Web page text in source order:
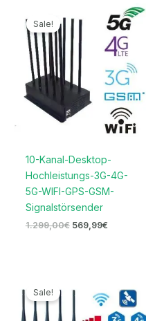
Sale!
10-Kanal-Desktop-
Hochleistungs-3G-4G-
5G-WIFI-GPS-GSM-
Signalstörsender
1.299,00€
Ursprünglicher
Preis
war:
1.299,00€
569,99€
Aktueller
Preis
ist:
569,99€.
Sale!
276,99€
bis
339,99€